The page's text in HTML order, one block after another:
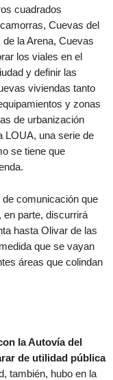
cuadrados
Cuevas del
la Arena, Cuevas
los viales en el
y definir las
viviendas tanto
y zonas
de urbanización
LOUA, una serie de
se tiene que
comunicación que
en parte, discurrirá
hasta Olivar de las
que se vayan
áreas que colindan
la Autovía del
de utilidad pública
también, hubo en la